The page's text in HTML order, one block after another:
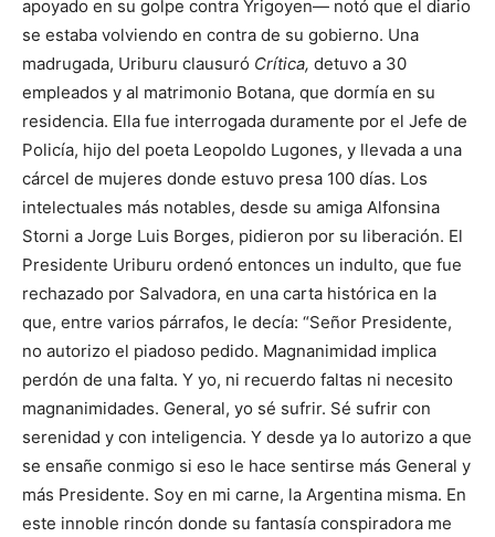
apoyado en su golpe contra Yrigoyen— notó que el diario
se estaba volviendo en contra de su gobierno. Una
madrugada, Uriburu clausuró Crítica, detuvo a 30
empleados y al matrimonio Botana, que dormía en su
residencia. Ella fue interrogada duramente por el Jefe de
Policía, hijo del poeta Leopoldo Lugones, y llevada a una
cárcel de mujeres donde estuvo presa 100 días. Los
intelectuales más notables, desde su amiga Alfonsina
Storni a Jorge Luis Borges, pidieron por su liberación. El
Presidente Uriburu ordenó entonces un indulto, que fue
rechazado por Salvadora, en una carta histórica en la
que, entre varios párrafos, le decía: “Señor Presidente,
no autorizo el piadoso pedido. Magnanimidad implica
perdón de una falta. Y yo, ni recuerdo faltas ni necesito
magnanimidades. General, yo sé sufrir. Sé sufrir con
serenidad y con inteligencia. Y desde ya lo autorizo a que
se ensañe conmigo si eso le hace sentirse más General y
más Presidente. Soy en mi carne, la Argentina misma. En
este innoble rincón donde su fantasía conspiradora me